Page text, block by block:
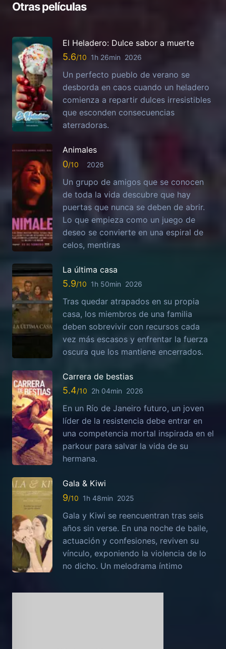
Otras películas
El Heladero: Dulce sabor a muerte
5.6 1h 26min 2026
Un perfecto pueblo de verano se
desborda en caos cuando un heladero
comienza a repartir dulces irresistibles
que esconden consecuencias
aterradoras.
Animales
0 2026
Un grupo de amigos que se conocen
de toda la vida descubre que hay
puertas que nunca se deben de abrir.
Lo que empieza como un juego de
deseo se convierte en una espiral de
celos, mentiras
La última casa
5.9 1h 50min 2026
Tras quedar atrapados en su propia
casa, los miembros de una familia
deben sobrevivir con recursos cada
vez más escasos y enfrentar la fuerza
oscura que los mantiene encerrados.
Carrera de bestias
5.4 2h 04min 2026
En un Río de Janeiro futuro, un joven
líder de la resistencia debe entrar en
una competencia mortal inspirada en el
parkour para salvar la vida de su
hermana.
Gala & Kiwi
9 1h 48min 2025
Gala y Kiwi se reencuentran tras seis
años sin verse. En una noche de baile,
actuación y confesiones, reviven su
vínculo, exponiendo la violencia de lo
no dicho. Un melodrama íntimo